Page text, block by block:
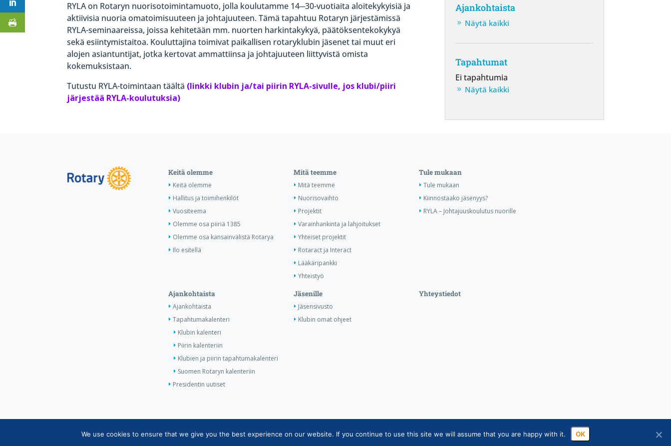
RYLA on Rotaryn nuorisotoimintamuoto, jolla koulutamme 14─30-vuotiaita aloitekykyisiä ja
aktiivisia nuoria omatoimisuuteen ja johtajuuteen. Tämä tapahtuu Rotaryn järjestämissä
RYLA-seminaareissa, joissa kehitetään mm. nuorten harkintakykyä, päätöksentekokykyä
sekä esiintymistaitoa. Kouluttajina toimivat paikallisen rotaryklubin jäsenet tai muut eri
alojen asiantuntijat, jotka kertovat ammattiinsa ja johtajuuteen liittyvistä omista
kokemuksistaan.
Tutustu RYLA-toimintaantäältä (linkki klubin ja/tai piirin RYLA-sivulle, jos klubi/piiri
järjestää RYLA-koulutuksia)
Ajankohtaista
Näytä kaikki
Tapahtumat
Ei tapahtumia
Näytä kaikki
Keitä olemme
Keitä olemme
Hallitus ja toimihenkilöt
Vuositeema
Olemme osa piiriä 1385
Olemme osa kansainvälistä Rotarya
Ilo esitellä
Mitä teemme
Mitä teemme
Nuorisovaihto
Projektit
Varainhankinta ja lahjoitukset
Yhteiset projektit
Rotaract ja Interact
Lääkäripankki
Yhteistyö
Tule mukaan
Tule mukaan
Kiinnostaako jäsenyys?
RYLA – Johtajuuskoulutus nuorille
Ajankohtaista
Ajankohtaista
Tapahtumakalenteri
Klubin kalenteri
Piirin kalenteriin
Klubien ja piirin tapahtumakalenteri
Suomen Rotaryn kalenteriin
Presidentin uutiset
Jäsenille
Jäsensivusto
Klubin omat ohjeet
Yhteystiedot
Copyright © Suomen Rotarypalvelu ry 2026 | Jäsentietojärjestelmän tietosuojaseloste|Henkilötietojen käsittely Rotarytoiminnassa
We use cookies to ensure that we give you the best experience on our website. If you continue to use this site we will assume that you are happy with it. OK